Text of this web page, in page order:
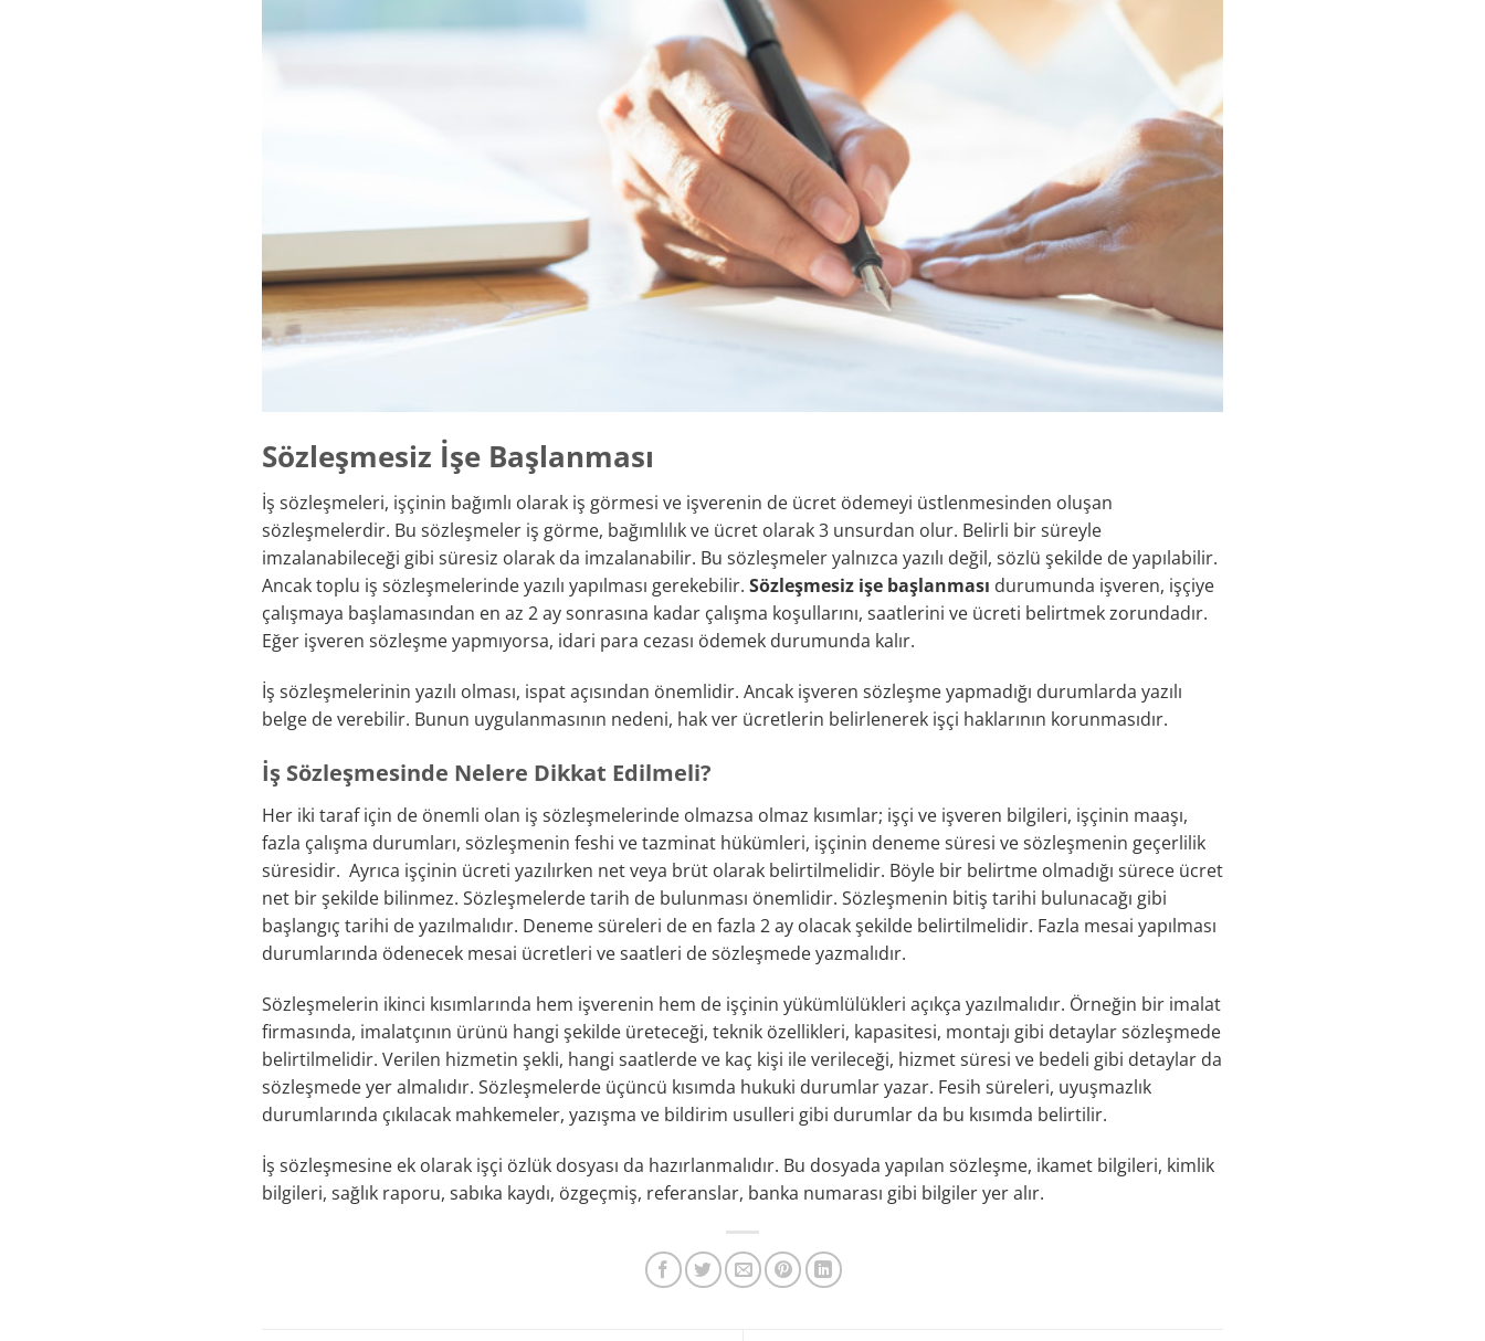
Sözleşmesiz İşe Başlanması
İş sözleşmeleri, işçinin bağımlı olarak iş görmesi ve işverenin de ücret ödemeyi üstlenmesinden oluşan
sözleşmelerdir. Bu sözleşmeler iş görme, bağımlılık ve ücret olarak 3 unsurdan olur. Belirli bir süreyle
imzalanabileceği gibi süresiz olarak da imzalanabilir. Bu sözleşmeler yalnızca yazılı değil, sözlü şekilde de yapılabilir.
Ancak toplu iş sözleşmelerinde yazılı yapılması gerekebilir. Sözleşmesiz işe başlanması durumunda işveren, işçiye
çalışmaya başlamasından en az 2 ay sonrasına kadar çalışma koşullarını, saatlerini ve ücreti belirtmek zorundadır.
Eğer işveren sözleşme yapmıyorsa, idari para cezası ödemek durumunda kalır.
İş sözleşmelerinin yazılı olması, ispat açısından önemlidir. Ancak işveren sözleşme yapmadığı durumlarda yazılı
belge de verebilir. Bunun uygulanmasının nedeni, hak ver ücretlerin belirlenerek işçi haklarının korunmasıdır.
İş Sözleşmesinde Nelere Dikkat Edilmeli?
Her iki taraf için de önemli olan iş sözleşmelerinde olmazsa olmaz kısımlar; işçi ve işveren bilgileri, işçinin maaşı,
fazla çalışma durumları, sözleşmenin feshi ve tazminat hükümleri, işçinin deneme süresi ve sözleşmenin geçerlilik
süresidir. Ayrıca işçinin ücreti yazılırken net veya brüt olarak belirtilmelidir. Böyle bir belirtme olmadığı sürece ücret
net bir şekilde bilinmez. Sözleşmelerde tarih de bulunması önemlidir. Sözleşmenin bitiş tarihi bulunacağı gibi
başlangıç tarihi de yazılmalıdır. Deneme süreleri de en fazla 2 ay olacak şekilde belirtilmelidir. Fazla mesai yapılması
durumlarında ödenecek mesai ücretleri ve saatleri de sözleşmede yazmalıdır.
Sözleşmelerin ikinci kısımlarında hem işverenin hem de işçinin yükümlülükleri açıkça yazılmalıdır. Örneğin bir imalat
firmasında, imalatçının ürünü hangi şekilde üreteceği, teknik özellikleri, kapasitesi, montajı gibi detaylar sözleşmede
belirtilmelidir. Verilen hizmetin şekli, hangi saatlerde ve kaç kişi ile verileceği, hizmet süresi ve bedeli gibi detaylar da
sözleşmede yer almalıdır. Sözleşmelerde üçüncü kısımda hukuki durumlar yazar. Fesih süreleri, uyuşmazlık
durumlarında çıkılacak mahkemeler, yazışma ve bildirim usulleri gibi durumlar da bu kısımda belirtilir.
İş sözleşmesine ek olarak işçi özlük dosyası da hazırlanmalıdır. Bu dosyada yapılan sözleşme, ikamet bilgileri, kimlik
bilgileri, sağlık raporu, sabıka kaydı, özgeçmiş, referanslar, banka numarası gibi bilgiler yer alır.